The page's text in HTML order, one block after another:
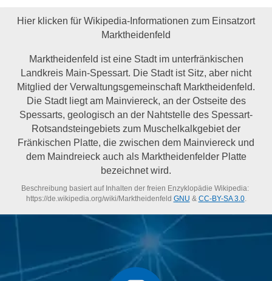
Hier klicken für Wikipedia-Informationen zum Einsatzort
Marktheidenfeld
Marktheidenfeld ist eine Stadt im unterfränkischen
Landkreis Main-Spessart. Die Stadt ist Sitz, aber nicht
Mitglied der Verwaltungsgemeinschaft Marktheidenfeld.
Die Stadt liegt am Mainviereck, an der Ostseite des
Spessarts, geologisch an der Nahtstelle des Spessart-
Rotsandsteingebiets zum Muschelkalkgebiet der
Fränkischen Platte, die zwischen dem Mainviereck und
dem Maindreieck auch als Marktheidenfelder Platte
bezeichnet wird.
Beschreibung basiert auf Inhalten der freien Enzyklopädie Wikipedia:
https://de.wikipedia.org/wiki/Marktheidenfeld GNU & CC-BY-SA 3.0.